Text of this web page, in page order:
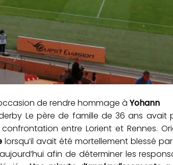
de rendre hommage à Yohann
Le père de famille de 36 ans avait
entre Lorient et Rennes.
lorsqu’il avait été mortellement blessé
afin de déterminer les